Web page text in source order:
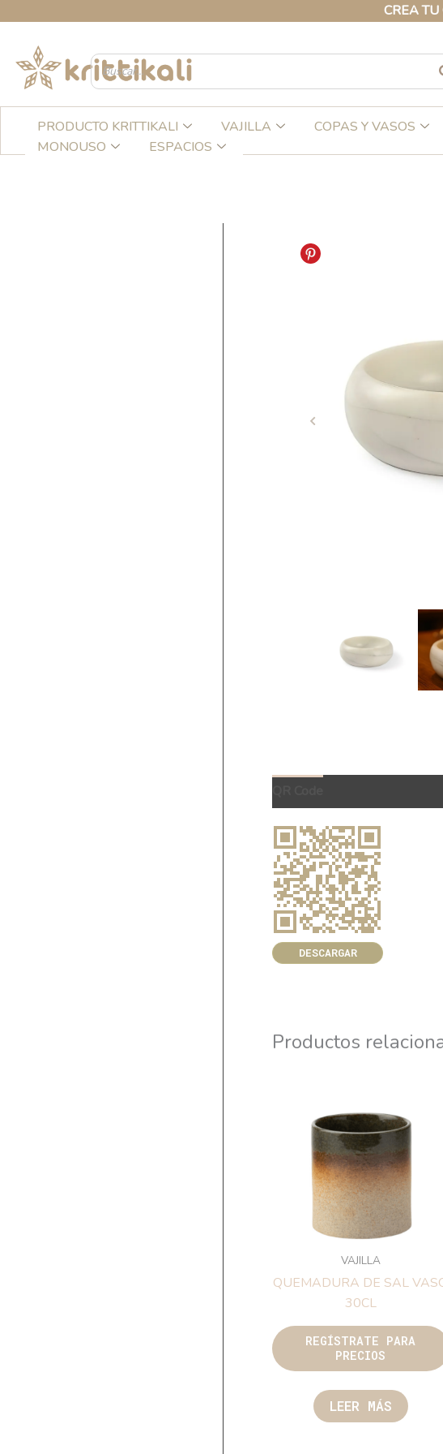
CREA TU
contenido
PRODUCTO KRITTIKALI VAJILLA COPAS Y VASOS
MONOUSO
ESPACIOS
DESCARGAR
Productos
VAJILLA
QUEMADURA DE SAL
30CL
REGÍSTRATE PARA
PRECIOS
LEER MÁS